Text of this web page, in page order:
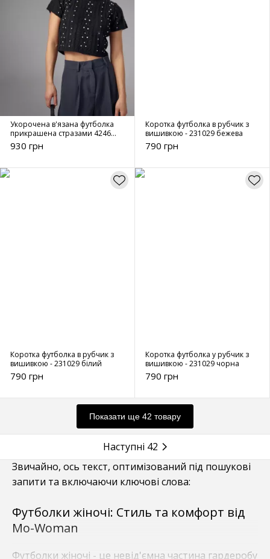
Укорочена в'язана футболка
прикрашена стразами 4246
чорний
930 грн
Коротка футболка в рубчик з
вишивкою - 231029 бежева
790 грн
Коротка футболка в рубчик з
вишивкою - 231029 білий
790 грн
Коротка футболка у рубчик з
вишивкою - 231029 чорна
790 грн
Показати ще 42 товару
Наступні 42
Звичайно, ось текст, оптимізований під пошукові
запити та включаючи ключові слова:
Футболки жіночі: Стиль та комфорт від
Mo-Woman
Футболки жіночі - це невід'ємна частина гардеробу